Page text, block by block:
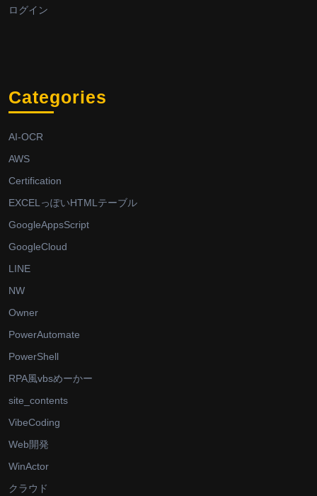
ログイン
Categories
AI-OCR
AWS
Certification
EXCELっぽいHTMLテーブル
GoogleAppsScript
GoogleCloud
LINE
NW
Owner
PowerAutomate
PowerShell
RPA風vbsめーかー
site_contents
VibeCoding
Web開発
WinActor
クラウド